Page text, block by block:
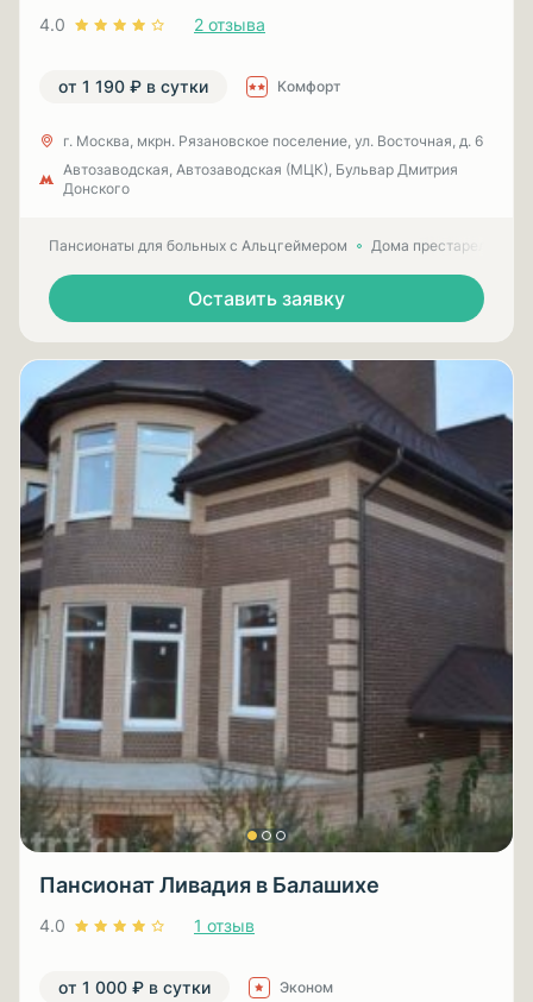
4.0 2 отзыва
от 1 190 ₽ в сутки Комфорт
г. Москва, мкрн. Рязановское поселение, ул. Восточная, д. 6
Автозаводская, Автозаводская (МЦК), Бульвар Дмитрия
Донского
Пансионаты для больных с Альцгеймером Дома престарелых
Оставить заявку
Пансионат Ливадия в Балашихе
4.0 1 отзыв
от 1 000 ₽ в сутки Эконом